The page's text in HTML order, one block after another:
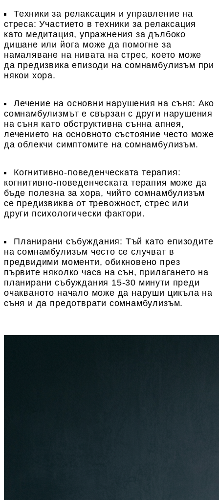
Техники за релаксация и управление на
стреса: Участието в техники за релаксация
като медитация, упражнения за дълбоко
дишане или йога може да помогне за
намаляване на нивата на стрес, което може
да предизвика епизоди на сомнамбулизъм при
някои хора.
Лечение на основни нарушения на съня: Ако
сомнамбулизмът е свързан с други нарушения
на съня като обструктивна сънна апнея,
лечението на основното състояние често може
да облекчи симптомите на сомнамбулизъм.
Когнитивно-поведенческата терапия:
когнитивно-поведенческата терапия може да
бъде полезна за хора, чийто сомнамбулизъм
се предизвиква от тревожност, стрес или
други психологически фактори.
Планирани събуждания: Тъй като епизодите
на сомнамбулизъм често се случват в
предвидими моменти, обикновено през
първите няколко часа на сън, прилагането на
планирани събуждания 15-30 минути преди
очакваното начало може да наруши цикъла на
съня и да предотврати сомнамбулизъм.